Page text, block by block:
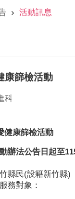
活動訊息
康篩檢活動
科
健康篩檢活動
辦法公告日起至
縣民(設籍新竹縣)
務對象：